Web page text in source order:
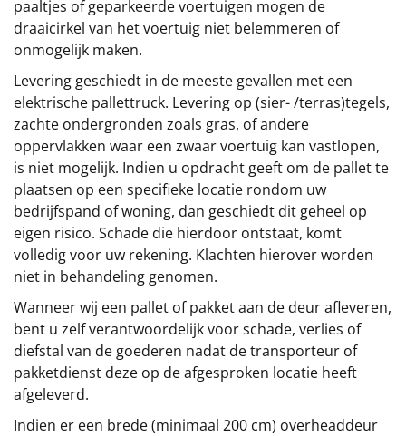
paaltjes of geparkeerde voertuigen mogen de
draaicirkel van het voertuig niet belemmeren of
onmogelijk maken.
Levering geschiedt in de meeste gevallen met een
elektrische pallettruck. Levering op (sier- /terras)tegels,
zachte ondergronden zoals gras, of andere
oppervlakken waar een zwaar voertuig kan vastlopen,
is niet mogelijk. Indien u opdracht geeft om de pallet te
plaatsen op een specifieke locatie rondom uw
bedrijfspand of woning, dan geschiedt dit geheel op
eigen risico. Schade die hierdoor ontstaat, komt
volledig voor uw rekening. Klachten hierover worden
niet in behandeling genomen.
Wanneer wij een pallet of pakket aan de deur afleveren,
bent u zelf verantwoordelijk voor schade, verlies of
diefstal van de goederen nadat de transporteur of
pakketdienst deze op de afgesproken locatie heeft
afgeleverd.
Indien er een brede (minimaal 200 cm) overheaddeur